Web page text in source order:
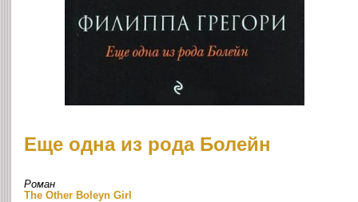
Еще одна из рода Болейн
Роман
The Other Boleyn Girl